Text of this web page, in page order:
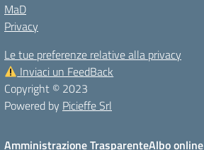
MaD
Privacy
Le tue preferenze relative alla privacy
Inviaci un FeedBack
Copyright © 2023
Powered by Picieffe Srl
Amministrazione TrasparenteAlbo online